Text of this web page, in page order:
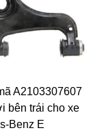
A2103307607
bên trái cho xe
Benz E